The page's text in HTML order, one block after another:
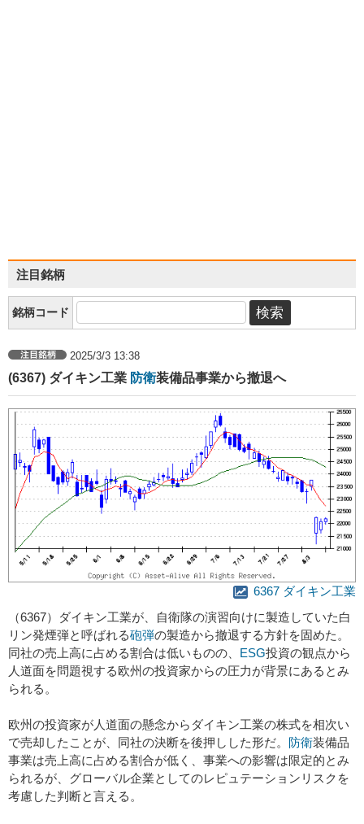
注目銘柄
銘柄コード
2025/3/3 13:38
(6367) ダイキン工業 防衛装備品事業から撤退へ
6367 ダイキン工業
（6367）ダイキン工業が、自衛隊の演習向けに製造していた白
リン発煙弾と呼ばれる砲弾の製造から撤退する方針を固めた。
同社の売上高に占める割合は低いものの、 ESG投資の観点から
人道面を問題視する欧州の投資家からの圧力が背景にあるとみ
られる。
欧州の投資家が人道面の懸念からダイキン工業の株式を相次い
で売却したことが、同社の決断を後押しした形だ。 防衛装備品
事業は売上高に占める割合が低く、事業への影響は限定的とみ
られるが、グローバル企業としてのレピュテーションリスクを
考慮した判断と言える。